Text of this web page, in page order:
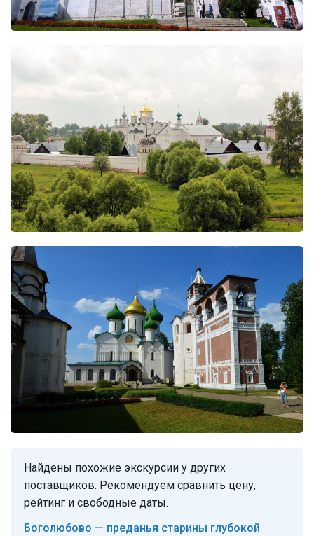
Найдены похожие экскурсии у других
поставщиков. Рекомендуем сравнить цену,
рейтинг и свободные даты.
Боголюбово — преданья старины глубокой